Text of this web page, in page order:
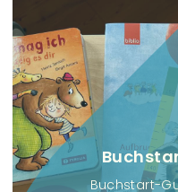
Buchstart-